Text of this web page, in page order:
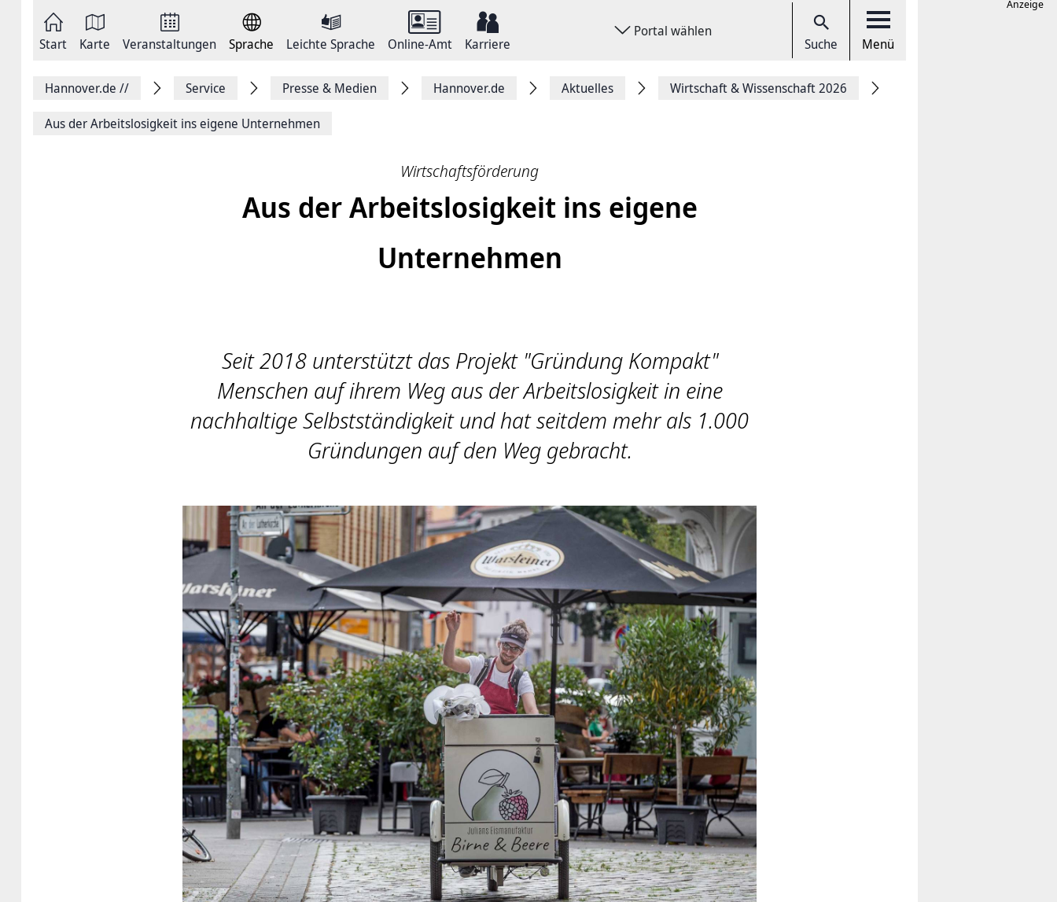
springen
Start Karte Veranstaltungen Sprache Leichte Sprache Online-Amt Karriere
Portal wählen
Suche Menü
FacebookHannover.de // Service Presse & Medien Hannover.de Aktuelles Wirtschaft & Wissenschaft 2026
Aus der Arbeitslosigkeit ins eigene Unternehmen
Wirtschaftsförderung
Aus der Arbeitslosigkeit ins eigene
Unternehmen
Seit 2018 unterstützt das Projekt "Gründung Kompakt"
Menschen auf ihrem Weg aus der Arbeitslosigkeit in eine
nachhaltige Selbstständigkeit und hat seitdem mehr als 1.000
Gründungen auf den Weg gebracht.
Anzeige